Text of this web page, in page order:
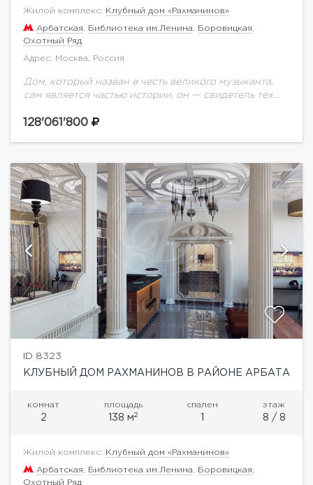
Жилой комплекс: Клубный дом «Рахманинов»
Арбатская Библиотека им.Ленина Боровицкая
Охотный Ряд
Адрес: Москва, Россия
Дом, который назван в честь великого музыканта,
сам является частью истории, он — свидетель тех
Совсем рядом находится названный...
128'061'800
ID 8323
КЛУБНЫЙ ДОМ РАХМАНИНОВ В РАЙОНЕ АРБАТА
комнат
2
площадь
138 м2
спален
1
этаж
8 / 8
Жилой комплекс: Клубный дом «Рахманинов»
Арбатская Библиотека им.Ленина Боровицкая
Охотный Ряд